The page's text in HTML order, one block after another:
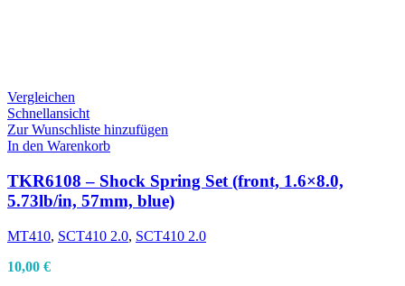
Vergleichen
Schnellansicht
Zur Wunschliste hinzufügen
In den Warenkorb
TKR6108 – Shock Spring Set (front, 1.6×8.0,
5.73lb/in, 57mm, blue)
MT410, SCT410 2.0, SCT410 2.0
10,00 €